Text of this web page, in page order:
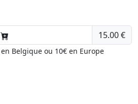
15.00 €
Belgique ou 10€ en Europe